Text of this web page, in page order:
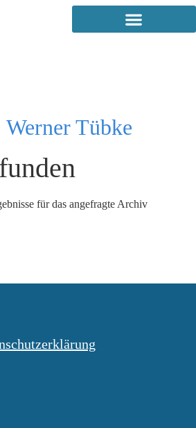
Werner Tübke
für das angefragte Archiv